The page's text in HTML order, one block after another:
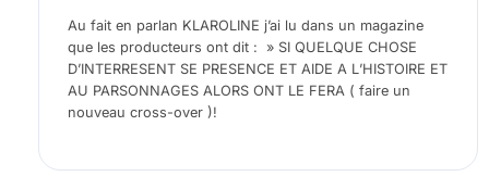
Au fait en parlan KLAROLINE j’ai lu dans un magazine
que les producteurs ont dit : » SI QUELQUE CHOSE
D’INTERRESENT SE PRESENCE ET AIDE A L’HISTOIRE ET
AU PARSONNAGES ALORS ONT LE FERA ( faire un
nouveau cross-over )!